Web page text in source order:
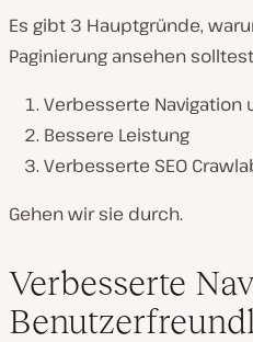
Es gibt 3 Hauptgründe,
Paginierung ansehen
Verbesserte
Bessere Leistung
Verbesserte SEO
Gehen wir sie durch.
Verbesserte